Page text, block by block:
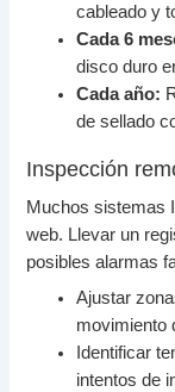
cableado y
Cada 6
disco duro
Cada año:
de sellado
Inspección
Muchos sistemas
web. Llevar un
posibles alarmas
Ajustar
movimiento
Identificar
intentos de